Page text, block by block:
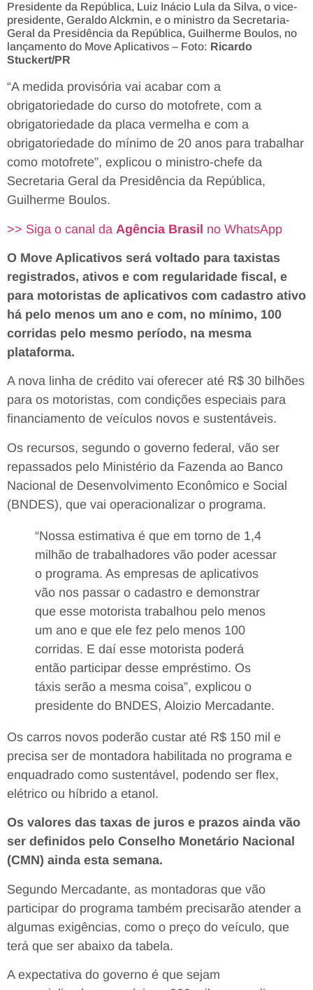
Presidente da República, Luiz Inácio Lula da Silva, o vice-
presidente, Geraldo Alckmin, e o ministro da Secretaria-
Geral da Presidência da República, Guilherme Boulos, no
lançamento do Move Aplicativos – Foto: Ricardo
Stuckert/PR
“A medida provisória vai acabar com a
obrigatoriedade do curso do motofrete, com a
obrigatoriedade da placa vermelha e com a
obrigatoriedade do mínimo de 20 anos para trabalhar
como motofrete”, explicou o ministro-chefe da
Secretaria Geral da Presidência da República,
Guilherme Boulos.
>> Siga o canal da Agência Brasil no WhatsApp
O Move Aplicativos será voltado para taxistas
registrados, ativos e com regularidade fiscal, e
para motoristas de aplicativos com cadastro ativo
há pelo menos um ano e com, no mínimo, 100
corridas pelo mesmo período, na mesma
plataforma.
A nova linha de crédito vai oferecer até R$ 30 bilhões
para os motoristas, com condições especiais para
financiamento de veículos novos e sustentáveis.
Os recursos, segundo o governo federal, vão ser
repassados pelo Ministério da Fazenda ao Banco
Nacional de Desenvolvimento Econômico e Social
(BNDES), que vai operacionalizar o programa.
“Nossa estimativa é que em torno de 1,4
milhão de trabalhadores vão poder acessar
o programa. As empresas de aplicativos
vão nos passar o cadastro e demonstrar
que esse motorista trabalhou pelo menos
um ano e que ele fez pelo menos 100
corridas. E daí esse motorista poderá
então participar desse empréstimo. Os
táxis serão a mesma coisa”, explicou o
presidente do BNDES, Aloizio Mercadante.
Os carros novos poderão custar até R$ 150 mil e
precisa ser de montadora habilitada no programa e
enquadrado como sustentável, podendo ser flex,
elétrico ou híbrido a etanol.
Os valores das taxas de juros e prazos ainda vão
ser definidos pelo Conselho Monetário Nacional
(CMN) ainda esta semana.
Segundo Mercadante, as montadoras que vão
participar do programa também precisarão atender a
algumas exigências, como o preço do veículo, que
terá que ser abaixo da tabela.
A expectativa do governo é que sejam